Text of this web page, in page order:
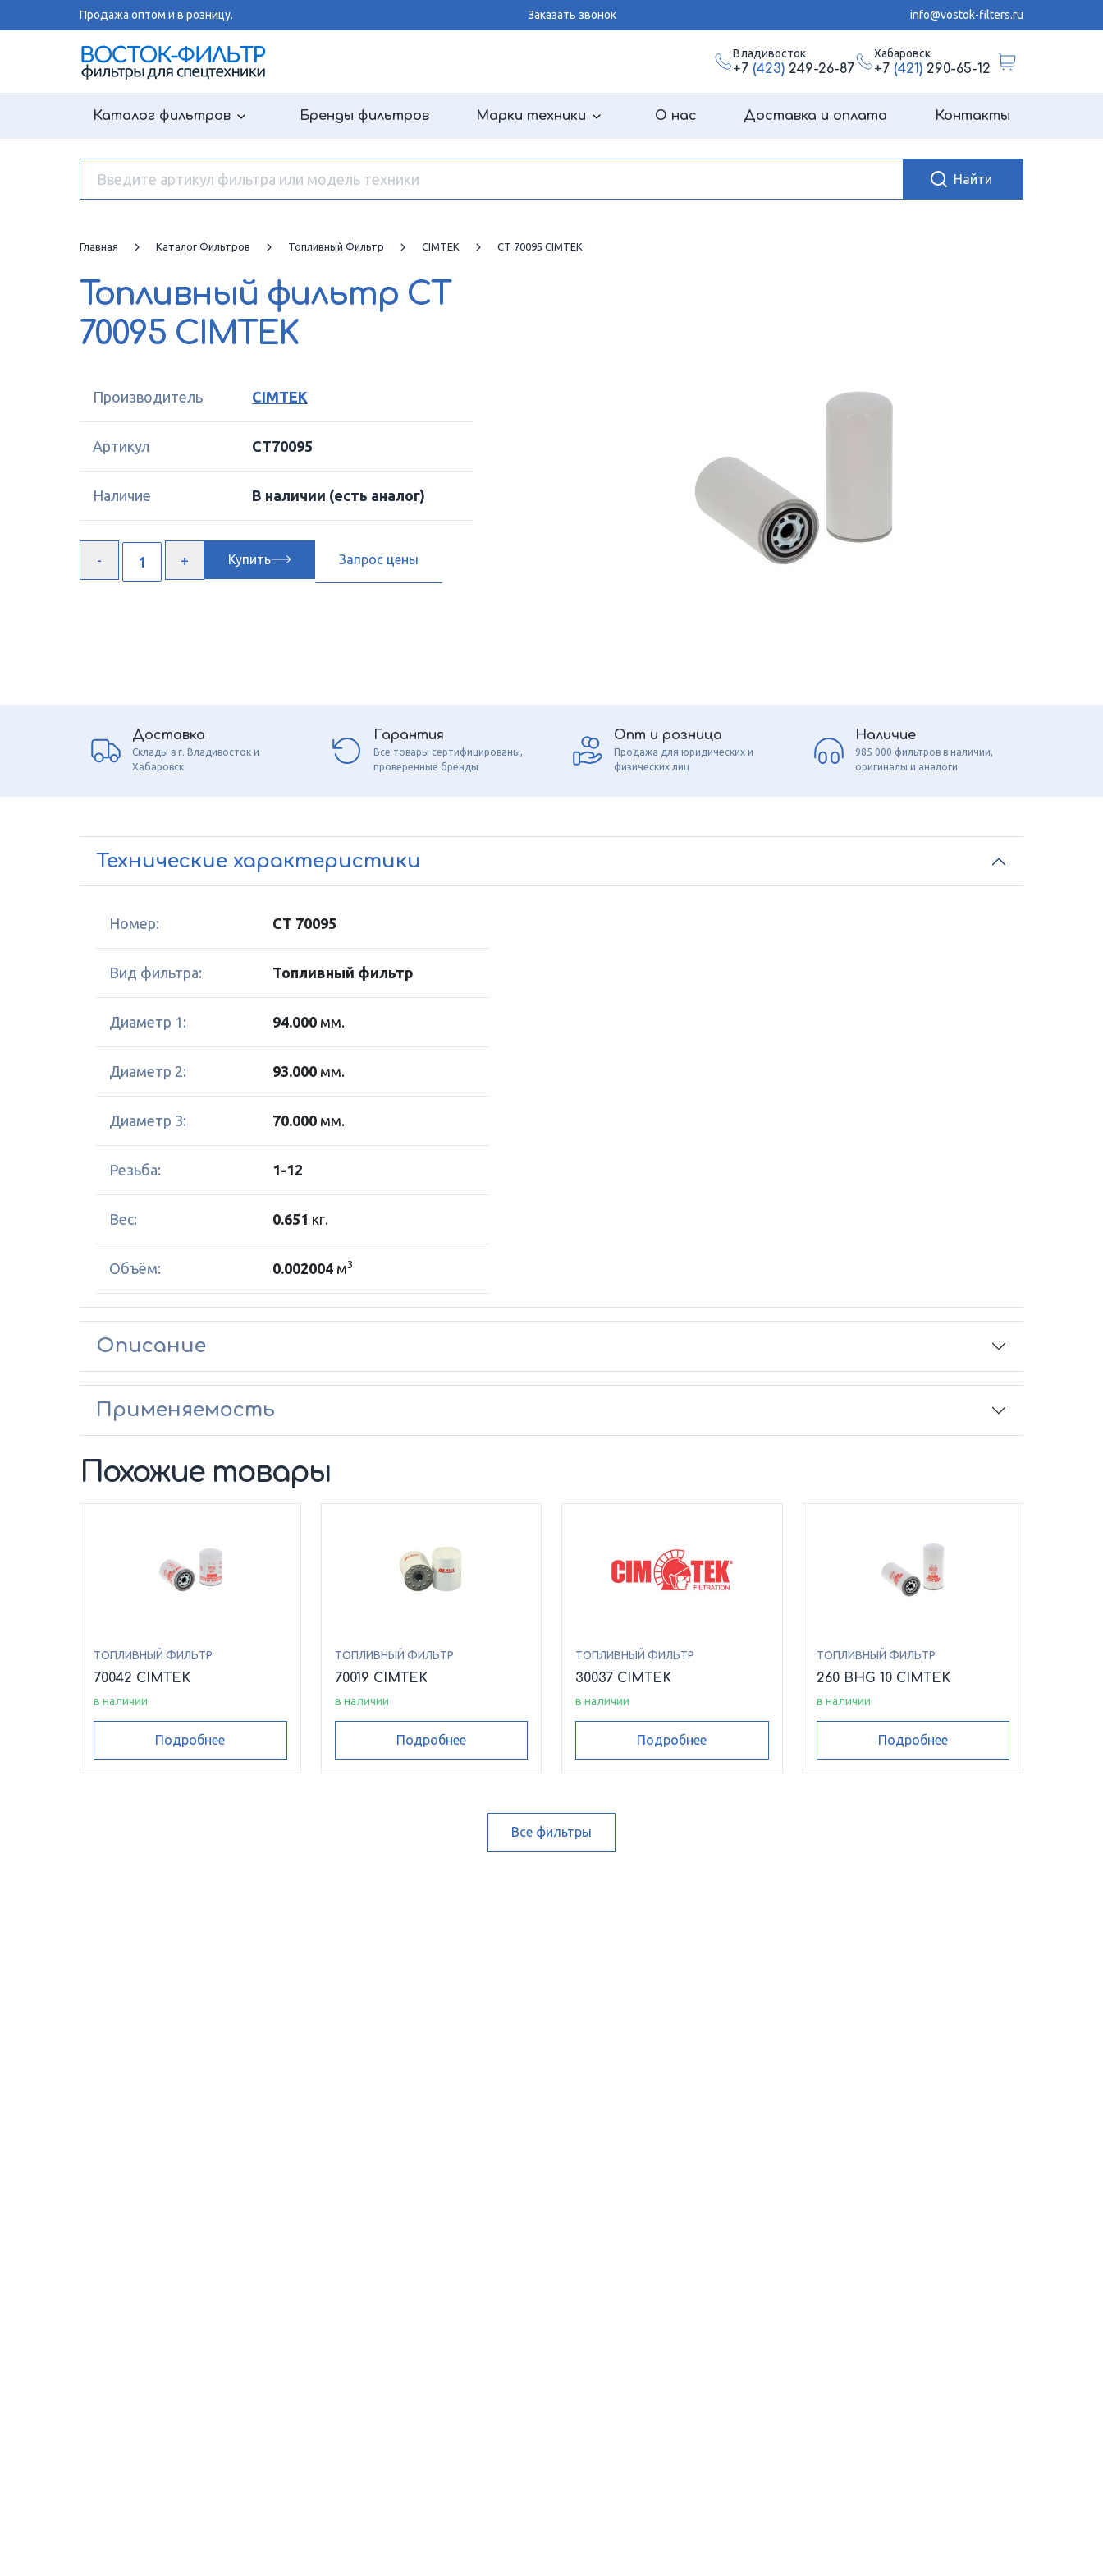
Продажа оптом и в розницу. Заказать звонок info@vostok-filters.ru
Владивосток
+7 (423)249-26-87
Хабаровск
+7 (421)290-65-12
Каталог фильтров Бренды фильтров Марки техники О нас Доставка и оплата Контакты
Главная Каталог Фильтров Топливный Фильтр CIMTEK CT 70095 CIMTEK
Топливный фильтр CT
70095 CIMTEK
Производитель CIMTEK
Артикул CT70095
Наличие В наличии (есть аналог)
Купить Запрос цены
Доставка
Склады в г. Владивосток и
Хабаровск
Гарантия
Все товары сертифицированы,
проверенные бренды
Опт и розница
Продажа для юридических и
физических лиц
Наличие
985 000 фильтров в наличии,
оригиналы и аналоги
Технические характеристики
Номер: CT 70095
Вид фильтра: Топливный фильтр
Диаметр 1: 94.000 мм.
Диаметр 2: 93.000 мм.
Диаметр 3: 70.000 мм.
Резьба: 1-12
Вес: 0.651 кг.
Объём: 0.002004 м3
Описание
Применяемость
Похожие товары
ТОПЛИВНЫЙ ФИЛЬТР
70042 CIMTEK
в наличии
Подробнее
ТОПЛИВНЫЙ ФИЛЬТР
70019 CIMTEK
в наличии
Подробнее
ТОПЛИВНЫЙ ФИЛЬТР
30037 CIMTEK
в наличии
Подробнее
ТОПЛИВНЫЙ ФИЛЬТР
260 BHG 10 CIMTEK
в наличии
Подробнее
Все фильтры